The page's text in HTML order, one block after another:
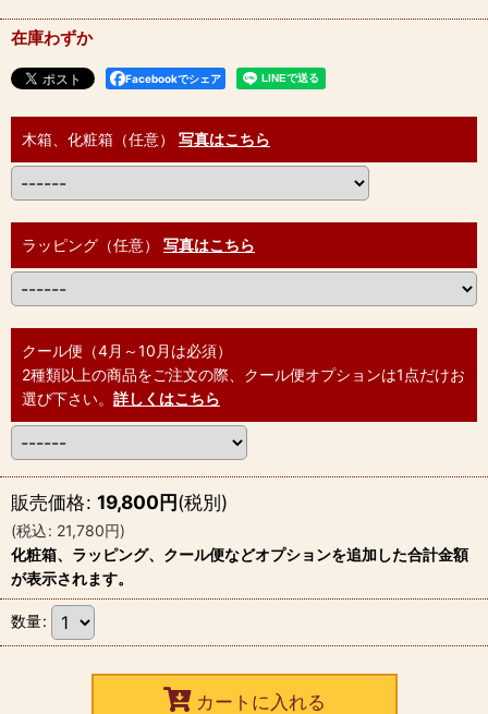
在庫わずか
Facebookでシェア
木箱、化粧箱（任意） 写真はこちら
ラッピング（任意） 写真はこちら
クール便（4月～10月は必須）
2種類以上の商品をご注文の際、クール便オプションは1点だけお
選び下さい。 詳しくはこちら
販売価格: 19,800円(税別)
(税込: 21,780円)
化粧箱、ラッピング、クール便などオプションを追加した合計金額
が表示されます。
数量:
カートに入れる